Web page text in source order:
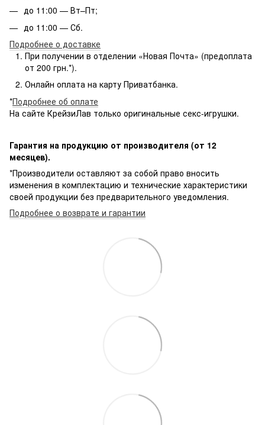
до 11:00 — Вт–Пт;
до 11:00 — Сб.
Подробнее о доставке
При получении в отделении «Новая Почта» (предоплата
от 200 грн.*).
Онлайн оплата на карту Приватбанка.
*Подробнее об оплате
На сайте КрейзиЛав только оригинальные секс-игрушки.
Гарантия на продукцию от производителя (от 12
месяцев).
*Производители оставляют за собой право вносить
изменения в комплектацию и технические характеристики
своей продукции без предварительного уведомления.
Подробнее о возврате и гарантии